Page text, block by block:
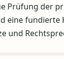
Prüfung der
eine fundierte
und